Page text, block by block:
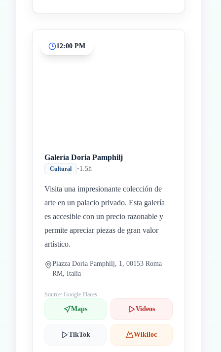
12:00 PM
Galería Doria Pamphilj
Cultural •1.5h
Visita una impresionante colección de
arte en un palacio privado. Esta galería
es accesible con un precio razonable y
permite apreciar piezas de gran valor
artístico.
Piazza Doria Pamphilj, 1, 00153 Roma
RM, Italia
Source: Google Places
Maps Videos
TikTok Wikiloc